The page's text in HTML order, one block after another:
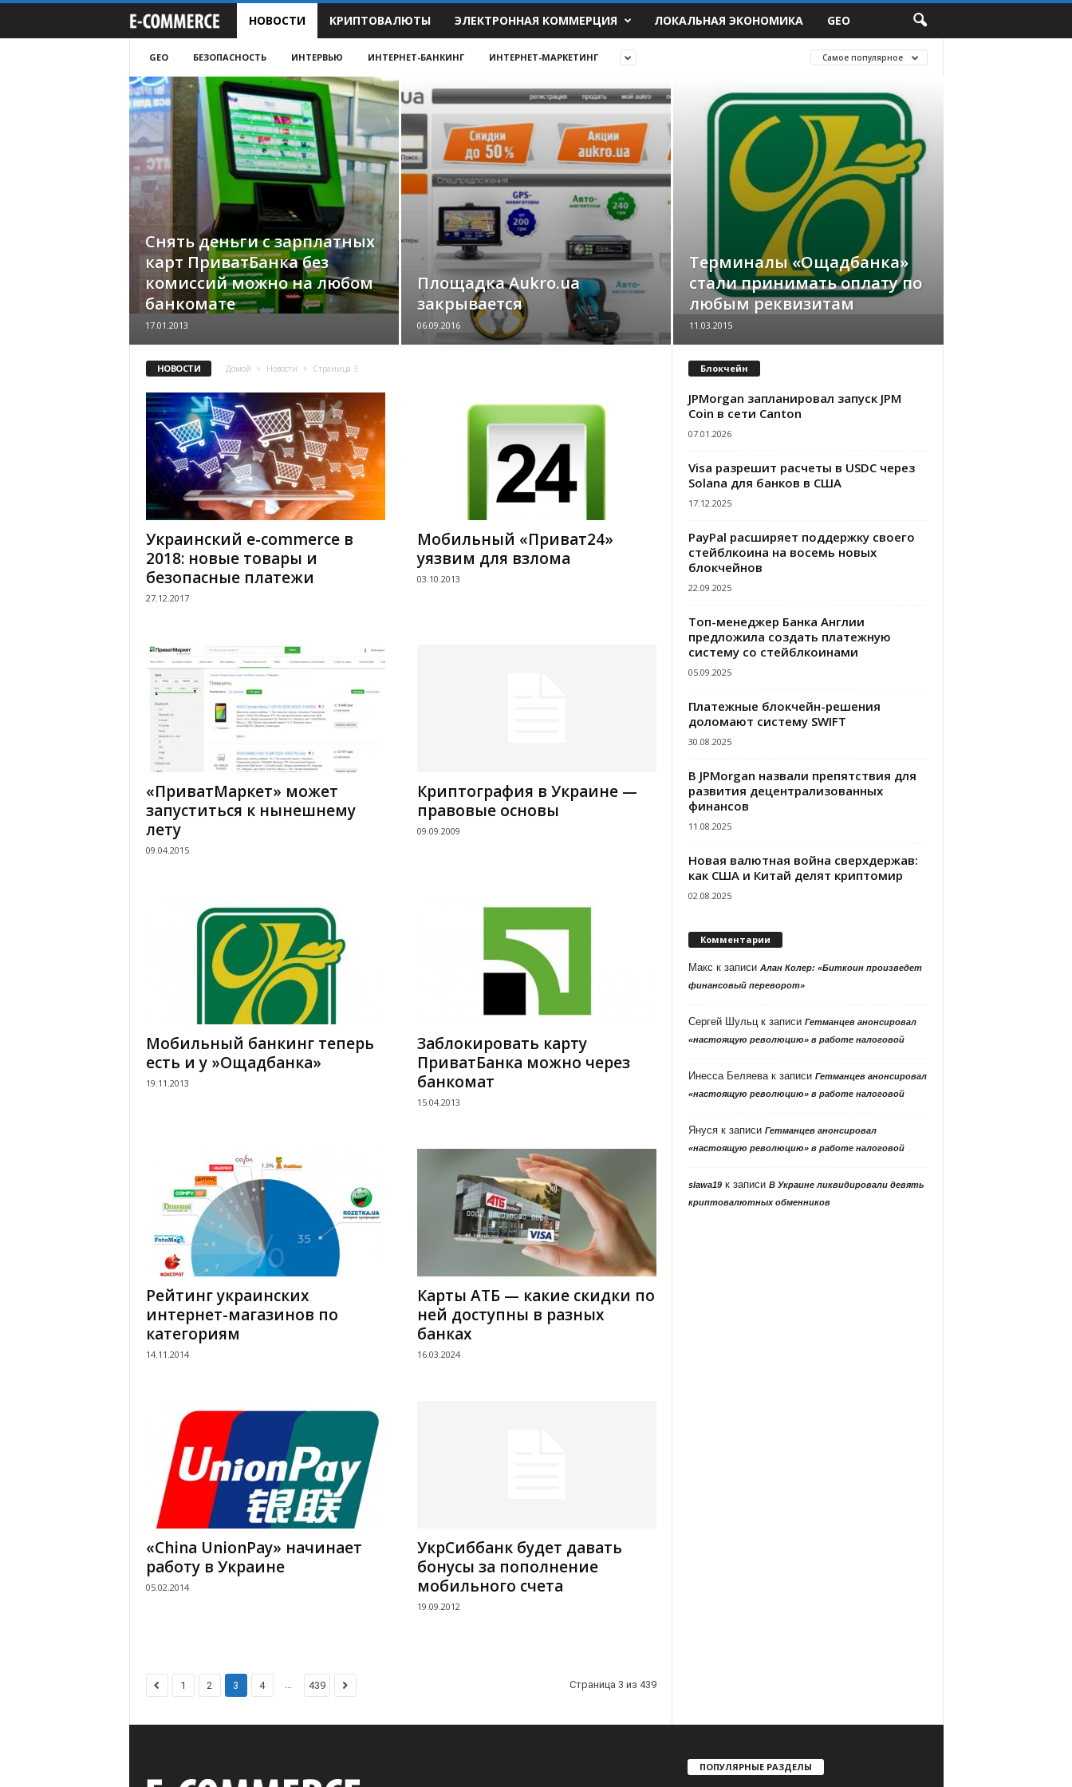
-
C
o
m
r
c
.
c
o
m
.
u
a
НОВОСТИ КРИПТОВАЛЮТЫ ЭЛЕКТРОННАЯ КОММЕРЦИЯ ЛОКАЛЬНАЯ ЭКОНОМИКА GEO
GEO БЕЗОПАСНОСТЬ ИНТЕРВЬЮ ИНТЕРНЕТ-БАНКИНГ ИНТЕРНЕТ-МАРКЕТИНГ Самое популярное
Снять деньги с зарплатных
карт ПриватБанка без
комиссий можно на любом
банкомате
17.01.2013
Площадка Aukro.ua
закрывается
06.09.2016
Терминалы «Ощадбанка»
стали принимать оплату по
любым реквизитам
11.03.2015
НОВОСТИ Домой Новости Страница 3
Украинский e-commerce в
2018: новые товары и
безопасные платежи
27.12.2017
Мобильный «Приват24»
уязвим для взлома
03.10.2013
«ПриватМаркет» может
запуститься к нынешнему
лету
09.04.2015
Криптография в Украине —
правовые основы
09.09.2009
Мобильный банкинг теперь
есть и у »Ощадбанка»
19.11.2013
Заблокировать карту
ПриватБанка можно через
банкомат
15.04.2013
Рейтинг украинских
интернет-магазинов по
категориям
14.11.2014
Карты АТБ — какие скидки по
ней доступны в разных
банках
16.03.2024
«China UnionPay» начинает
работу в Украине
05.02.2014
УкрСиббанк будет давать
бонусы за пополнение
мобильного счета
19.09.2012
1 2 3 4 ... 439 Страница 3 из 439
Блокчейн
JPMorgan запланировал запуск JPM
Coin в сети Canton
07.01.2026
Visa разрешит расчеты в USDC через
Solana для банков в США
17.12.2025
PayPal расширяет поддержку своего
стейблкоина на восемь новых
блокчейнов
22.09.2025
Топ-менеджер Банка Англии
предложила создать платежную
систему со стейблкоинами
05.09.2025
Платежные блокчейн-решения
доломают систему SWIFT
30.08.2025
В JPMorgan назвали препятствия для
развития децентрализованных
финансов
11.08.2025
Новая валютная война сверхдержав:
как США и Китай делят криптомир
02.08.2025
Комментарии
Макс к записи Алан Колер: «Биткоин произведет
финансовый переворот»
Сергей Шульцк записи Гетманцев анонсировал
«настоящую революцию» в работе налоговой
Инесса Беляевак записи Гетманцев анонсировал
«настоящую революцию» в работе налоговой
Янусяк записи Гетманцев анонсировал
«настоящую революцию» в работе налоговой
slawa19к записи В Украине ликвидировали девять
криптовалютных обменников
ПОПУЛЯРНЫЕ РАЗДЕЛЫ